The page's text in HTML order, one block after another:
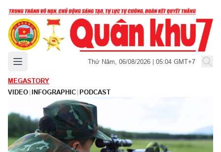
Mở menu chính Thứ Năm, 06/08/2026 | 05:04 GMT+7
MEGASTORY
VIDEO|INFOGRAPHIC| PODCAST